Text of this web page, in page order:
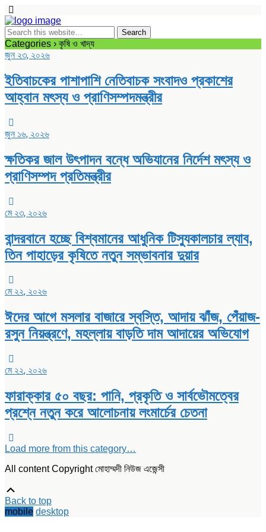
Categories › কৃষি ও খাদ্য
জুন ২৩, ২০২৬
ইতিবাচকের পাশাপাশি নেতিবাচক সংবাদও প্রকাশের
আহ্বান মৎস্য ও প্রাণিসম্পদমন্ত্রীর
জুন ১৬, ২০২৬
ক্ষতিকর জাল উৎপাদন বন্ধে অভিযানের নির্দেশ মৎস্য ও
প্রাণিসম্পদ প্রতিমন্ত্রীর
মে ২৩, ২০২৬
বান্দরবানে হচ্ছে বিশ্বমানের আধুনিক টিস্যুকালচার ল্যাব,
তিন পাহাড়ের কৃষিতে নতুন সম্ভাবনার দুয়ার
মে ২২, ২০২৬
ঈদের আগে মসলার বাজারে স্বস্তি, আদায় ঝাঁজ, পেঁয়াজ-
রসুন নিয়ন্ত্রণে, মহল্লায় বাড়তি দাম আদায়ের অভিযোগ
মে ২২, ২০২৬
ফারাক্কার ৫০ বছর: পানি, প্রকৃতি ও সার্বভৌমত্বের
প্রশ্নে নতুন করে আলোচনায় লংমার্চের চেতনা
Load more from this category…
All content Copyright মোহাম্মদী নিউজ এজেন্সী
Up
Back to top
mobile desktop